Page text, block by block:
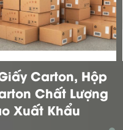
Tật Những Điều
Về Thùng Offset
Khổ Lớn